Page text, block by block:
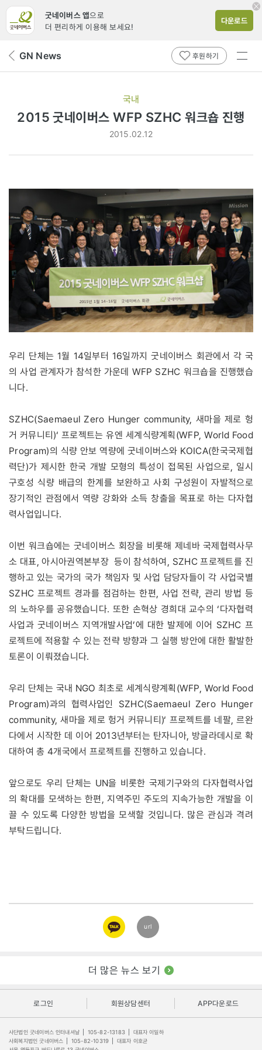
굿네이버스 앱으로
더 편리하게 이용해 보세요!
다운로드
뒤 GN News 후원하기
전체
국내
2015 굿네이버스 WFP SZHC 워크숍 진행
2015.02.12
우리 단체는 1월 14일부터 16일까지 굿네이버스 회관에서 각 국
의 사업 관계자가 참석한 가운데 WFP SZHC 워크숍을 진행했습
니다.
SZHC(Saemaeul Zero Hunger community, 새마을 제로 헝
거 커뮤니티)‘ 프로젝트는 유엔 세계식량계획(WFP, World Food
Program)의 식량 안보 역량에 굿네이버스와 KOICA(한국국제협
력단)가 제시한 한국 개발 모형의 특성이 접목된 사업으로, 일시
구호성 식량 배급의 한계를 보완하고 사회 구성원이 자발적으로
장기적인 관점에서 역량 강화와 소득 창출을 목표로 하는 다자협
력사업입니다.
이번 워크숍에는 굿네이버스 회장을 비롯해 제네바 국제협력사무
소 대표, 아시아권역본부장 등이 참석하여, SZHC 프로젝트를 진
행하고 있는 국가의 국가 책임자 및 사업 담당자들이 각 사업국별
SZHC 프로젝트 경과를 점검하는 한편, 사업 전략, 관리 방법 등
의 노하우를 공유했습니다. 또한 손혁상 경희대 교수의 ‘다자협력
사업과 굿네이버스 지역개발사업’에 대한 발제에 이어 SZHC 프
로젝트에 적용할 수 있는 전략 방향과 그 실행 방안에 대한 활발한
토론이 이뤄졌습니다.
우리 단체는 국내 NGO 최초로 세계식량계획(WFP, World Food
Program)과의 협력사업인 SZHC(Saemaeul Zero Hunger
community, 새마을 제로 헝거 커뮤니티)‘ 프로젝트를 네팔, 르완
다에서 시작한 데 이어 2013년부터는 탄자니아, 방글라데시로 확
대하여 총 4개국에서 프로젝트를 진행하고 있습니다.
앞으로도 우리 단체는 UN을 비롯한 국제기구와의 다자협력사업
의 확대를 모색하는 한편, 지역주민 주도의 지속가능한 개발을 이
끌 수 있도록 다양한 방법을 모색할 것입니다. 많은 관심과 격려
부탁드립니다.
카카오
링크
url
더 많은 뉴스 보기
로그인 회원상담센터 APP다운로드
사단법인 굿네이버스 인터내셔날 105-82-13183
대표자 이일하
사회복지법인 굿네이버스
105-82-10319
대표자 이호균